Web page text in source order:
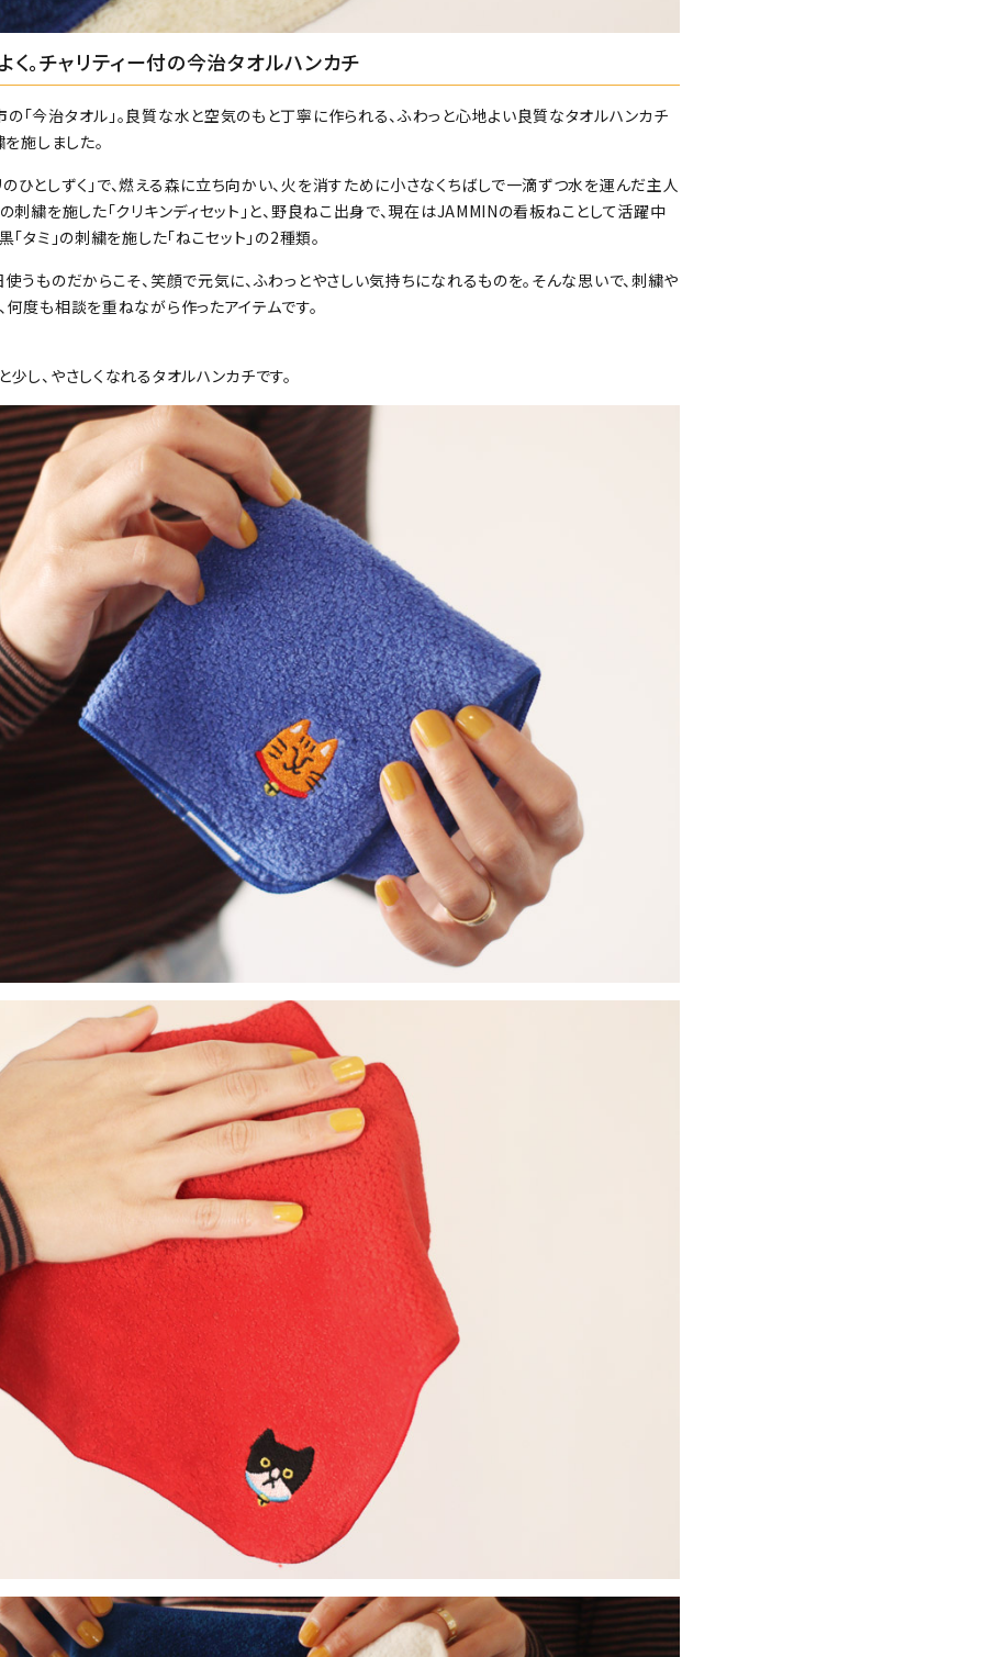
く。チャリティー付の今治タオルハンカチ
「今治タオル」。良質な水と空気のもと丁寧に作られる、ふわっと心地よい良質なタオルハンカチ
施しました。
ひとしずく」で、燃える森に立ち向かい、火を消すために小さなくちばしで一滴ずつ水を運んだ主人
の刺繍を施した「クリキンディセット」と、野良ねこ出身で、現在はJAMMINの看板ねことして活躍中
「タミ」の刺繍を施した「ねこセット」の2種類。
うものだからこそ、笑顔で元気に、ふわっとやさしい気持ちになれるものを。そんな思いで、刺繍や
何度も相談を重ねながら作ったアイテムです。
少し、やさしくなれるタオルハンカチです。